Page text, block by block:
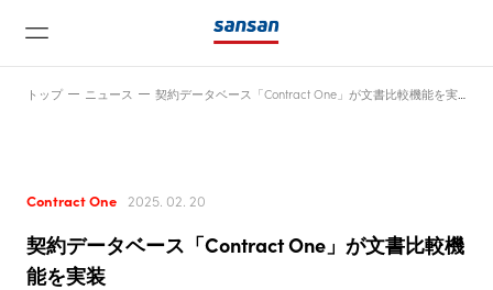
ニュース
トップ ニュース
Contract One 2025. 02. 20
契約データベース「Contract One」が文書比較機
能を実装